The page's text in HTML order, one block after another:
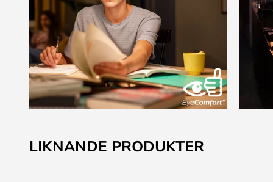
till
början
LIKNANDE PRODUKTER